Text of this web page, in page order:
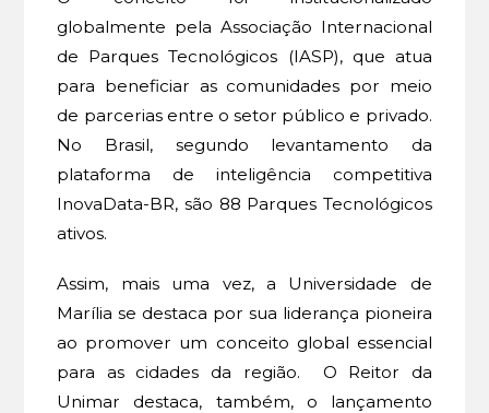
globalmente pela Associação Internacional
de Parques Tecnológicos (IASP), que atua
para beneficiar as comunidades por meio
de parcerias entre o setor público e privado.
No Brasil, segundo levantamento da
plataforma de inteligência competitiva
InovaData-BR, são 88 Parques Tecnológicos
ativos.
Assim, mais uma vez, a Universidade de
Marília se destaca por sua liderança pioneira
ao promover um conceito global essencial
para as cidades da região. O Reitor da
Unimar destaca, também, o lançamento